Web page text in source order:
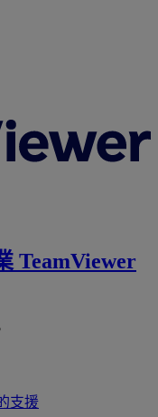
TeamViewer
支援